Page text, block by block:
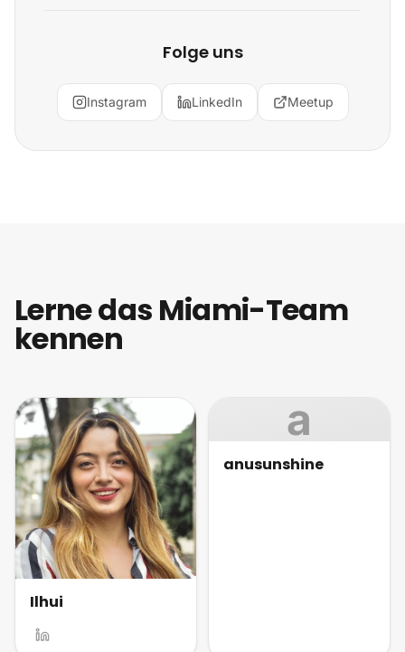
Folge uns
Instagram LinkedIn Meetup
Lerne das Miami-Team
kennen
Ilhui
a
anusunshine